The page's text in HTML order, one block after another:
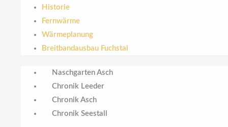
Historie
Fernwärme
Wärmeplanung
Breitbandausbau Fuchstal
Naschgarten Asch
Chronik Leeder
Chronik Asch
Chronik Seestall